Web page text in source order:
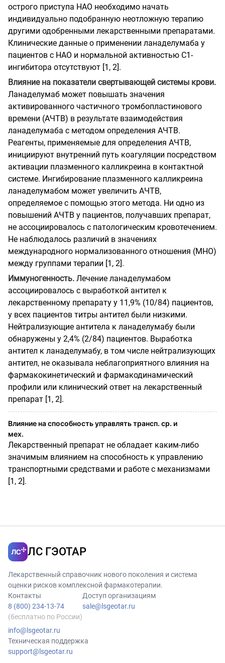
острого приступа НАО необходимо начать
индивидуально подобранную неотложную терапию
другими одобренными лекарственными препаратами.
Клинические данные о применении ланаделумаба у
пациентов с НАО и нормальной активностью C1-
ингибитора отсутствуют [1, 2].
Влияние на показатели свертывающей системы крови.
Ланаделумаб может повышать значения
активированного частичного тромбопластинового
времени (АЧТВ) в результате взаимодействия
ланаделумаба с методом определения АЧТВ.
Реагенты, применяемые для определения АЧТВ,
инициируют внутренний путь коагуляции посредством
активации плазменного калликреина в контактной
системе. Ингибирование плазменного калликреина
ланаделумабом может увеличить АЧТВ,
определяемое с помощью этого метода. Ни одно из
повышений АЧТВ у пациентов, получавших препарат,
не ассоциировалось с патологическим кровотечением.
Не наблюдалось различий в значениях
международного нормализованного отношения (МНО)
между группами терапии [1, 2].
Иммуногенность. Лечение ланаделумабом
ассоциировалось с выработкой антител к
лекарственному препарату у 11,9% (10/84) пациентов,
у всех пациентов титры антител были низкими.
Нейтрализующие антитела к ланаделумабу были
обнаружены у 2,4% (2/84) пациентов. Выработка
антител к ланаделумабу, в том числе нейтрализующих
антител, не оказывала неблагоприятного влияния на
фармакокинетический и фармакодинамический
профили или клинический ответ на лекарственный
препарат [1, 2].
Влияние на способность управлять трансп. ср. и
мех.
Лекарственный препарат не обладает каким-либо
значимым влиянием на способность к управлению
транспортными средствами и работе с механизмами
[1, 2].
ЛС ГЭОТАР
Лекарственный справочник нового поколения и система
оценки рисков комплексной фармакотерапии.
Контакты
8 (800) 234-13-74
(бесплатно по России)
info@lsgeotar.ru
Доступ организациям
sale@lsgeotar.ru
Техническая поддержка
support@lsgeotar.ru